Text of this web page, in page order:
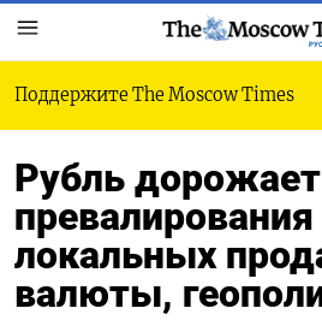
Поддержите The Moscow Times
Рубль
превалирования
локальных
валюты,